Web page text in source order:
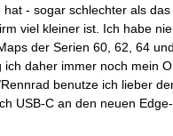
- sogar schlechter als das
viel kleiner ist. Ich habe
der Serien 60, 62, 64
ich daher immer noch mein
benutze ich lieber
USB-C an den neuen